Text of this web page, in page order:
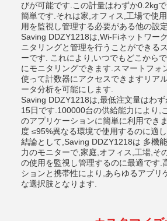
びが可能です.この計量はわずか0.2kg
簡単です.それは家,オフィス,工場で使
用を監視し管理する必要がある他の設定.
Saving DDZY1218は,Wi-Fiネットワー
ニタリングと管理を行うことができる
ーです. これにより,いつでもどこから
にモニタリングできます.スマートフォ
使って計数器にアクセスできますリア
ータ分析を可能にします.
Saving DDZY1218は,最低注文量はわ
15日です.100000台の供給能力により,
のアプリケーションに簡単に利用でき
度 ≤95%異なる環境で使用するのに適
結論として,Saving DDZY1218は 多機
力のモニターで,家庭,オフィス,工場,そ
の使用を監視し管理するのに最適です.
ションと携帯性により,あらゆるアプリ
な選択肢となります.